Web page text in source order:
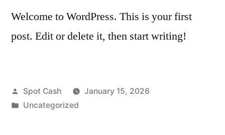
Welcome to WordPress. This is your first
post. Edit or delete it, then start writing!
Posted
by
Spot Cash
January 15, 2026
Posted
Uncategorized